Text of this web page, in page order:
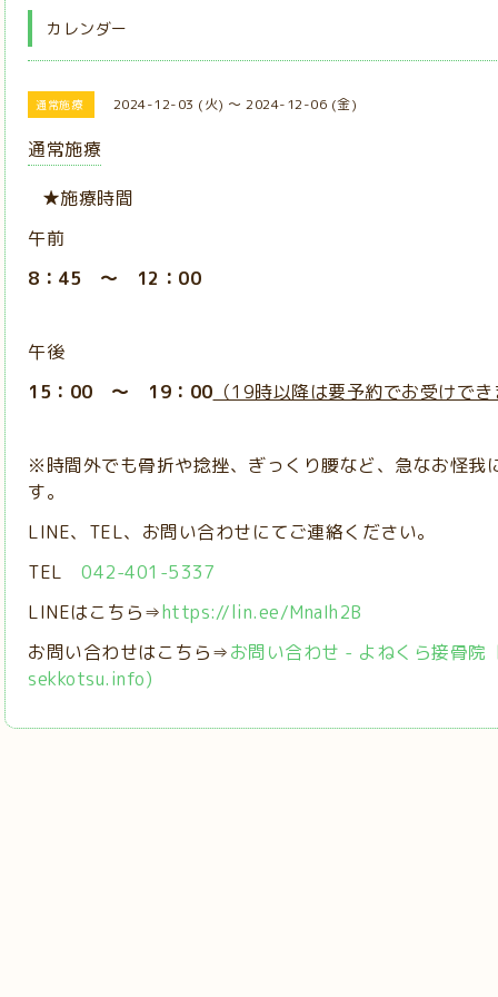
カレンダー
通常施療 2024-12-03 (火) ～ 2024-12-06 (金)
通常施療
★施療時間
午前
8：45 ～ 12：00
午後
15：00 ～ 19：00 （19時以降は要予約でお受けで
※時間外でも骨折や捻挫、ぎっくり腰など、急なお怪我
す。
LINE、TEL、お問い合わせにてご連絡ください。
TEL 042-401-5337
LINEはこちら⇒https://lin.ee/MnaIh2B
お問い合わせはこちら⇒お問い合わせ - よねくら接骨院
sekkotsu.info)